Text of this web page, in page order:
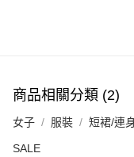
商品相關分類 (2)
女子 服裝 短裙/連
SALE